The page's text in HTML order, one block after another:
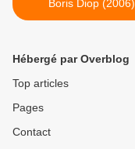
Boris Diop (2006)
Hébergé par Overblog
Top articles
Pages
Contact